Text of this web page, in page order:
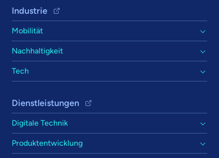
Footer Navigation
Industrie
Mobilität
Nachhaltigkeit
Tech
Dienstleistungen
Digitale Technik
Produktentwicklung